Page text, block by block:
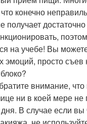
конечно
получает
на учебе! Вы
эмоций, просто съев
внимание, что
ни в коей мере не
В случае если вы